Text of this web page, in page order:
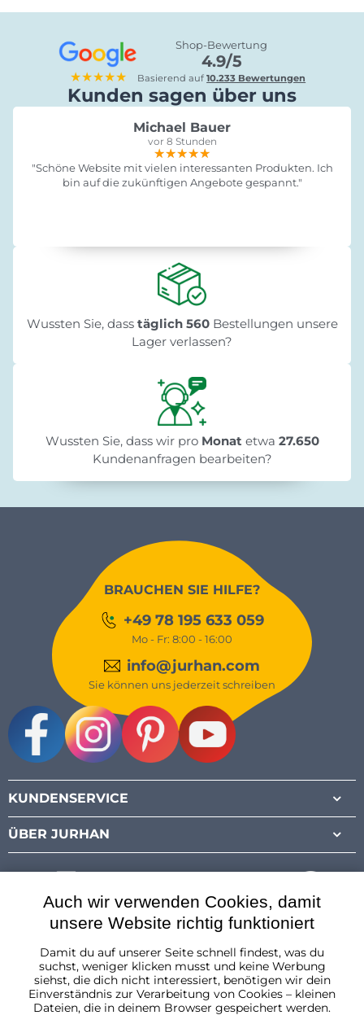
★★★★★
Shop-Bewertung
4.9/5
Basierend auf10.233 Bewertungen
Kunden sagen über uns
Michael Bauer
vor 8 Stunden
★★★★★
★★★★★
★★★★★
"Schöne Website mit vielen interessanten Produkten. Ich
bin auf die zukünftigen Angebote gespannt."
Wussten Sie, dass täglich 560Bestellungen unsere
Lager verlassen?
Wussten Sie, dass wir pro Monat etwa 27.650
Kundenanfragen bearbeiten?
BRAUCHEN SIE HILFE?
+49 78 195 633 059
Mo - Fr: 8:00 - 16:00
info@jurhan.com
Sie können uns jederzeit schreiben
KUNDENSERVICE
ÜBER JURHAN
Österreich
Auch wir verwenden Cookies, damit
unsere Website richtig funktioniert
Damit du auf unserer Seite schnell findest, was du
suchst, weniger klicken musst und keine Werbung
siehst, die dich nicht interessiert, benötigen wir dein
Einverständnis zur Verarbeitung von Cookies – kleinen
Dateien, die in deinem Browser gespeichert werden.